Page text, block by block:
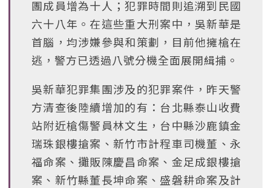
團成員增為十人；犯罪時間則追溯到民國
六十八年。在這些重大刑案中，吳新華是
首腦，均涉嫌參與和策劃，目前他擁槍在
逃，警方已透過八號分機全面展開緝捕。
吳新華犯罪集團涉及的犯罪案件，昨天警
方清查後陸續增加的有：台北縣泰山收費
站附近槍傷警員林文生，台中縣沙鹿鎮金
瑞珠銀樓搶案、新竹市計程車司機董、永
福命案、攤販陳慶昌命案、金足成銀樓搶
案、新竹縣董長坤命案、盛磐耕命案及計